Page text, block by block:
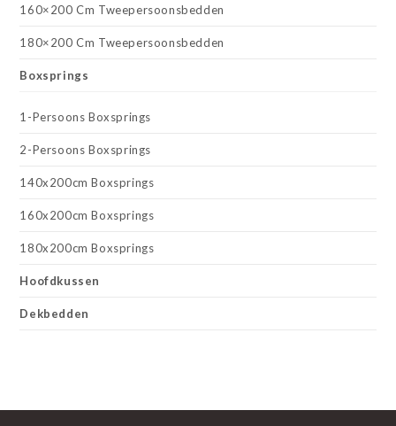
160×200 Cm Tweepersoonsbedden
180×200 Cm Tweepersoonsbedden
Boxsprings
1-Persoons Boxsprings
2-Persoons Boxsprings
140x200cm Boxsprings
160x200cm Boxsprings
180x200cm Boxsprings
Hoofdkussen
Dekbedden